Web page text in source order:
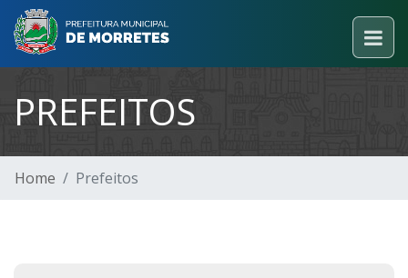
PREFEITOS
Home Prefeitos